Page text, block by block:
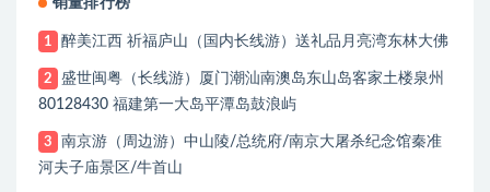
1 醉美江西 祈福庐山（国内长线游）送礼品月亮湾东林大佛
2
盛世闽粤（长线游）厦门潮汕南澳岛东山岛客家土楼泉州
80128430 福建第一大岛平潭岛鼓浪屿
3
南京游（周边游）中山陵/总统府/南京大屠杀纪念馆秦准
河夫子庙景区/牛首山